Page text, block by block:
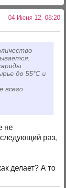
04 Июня 12, 08:20
до 55*С и
всего
не
раз,
делает? А то